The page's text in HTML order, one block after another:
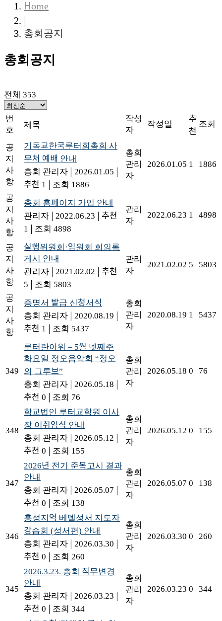
Home
총회공지
총회공지
전체 353
번
호
제목
작성
자
작성일
추
천
조회
공
지
사
항
기독교한국루터회총회 사
무처 예배 안내
총회 관리자
2026.01.05
추천 1
조회 1886
총회
관리
자
2026.01.05 1 1886
공
지
사
항
총회 홈페이지 가입 안내
관리자
2022.06.23
추천
1
조회 4898
관리
자
2022.06.23 1 4898
공
지
사
항
실행위원회·임원회 회의록
게시 안내
관리자
2021.02.02
추천
5
조회 5803
관리
자
2021.02.02 5 5803
공
지
사
항
증명서 발급 신청서식
총회 관리자
2020.08.19
추천 1
조회 5437
총회
관리
자
2020.08.19 1 5437
349
루터란아워 – 5월 넷째주
화요일 정오음악회 “정오
의 그루브”
총회 관리자
2026.05.18
추천 0
조회 76
총회
관리
자
2026.05.18 0 76
348
학교법인 루터교학원 이사
장 이취임식 안내
총회 관리자
2026.05.12
추천 0
조회 155
총회
관리
자
2026.05.12 0 155
347
2026년 전기 준목고시 결과
안내
총회 관리자
2026.05.07
추천 0
조회 138
총회
관리
자
2026.05.07 0 138
346
홍성지역 베델성서 지도자
강습회 (성서편) 안내
총회 관리자
2026.03.30
추천 0
조회 260
총회
관리
자
2026.03.30 0 260
345
2026.3.23. 총회 직무변경
안내
총회 관리자
2026.03.23
추천 0
조회 344
총회
관리
자
2026.03.23 0 344